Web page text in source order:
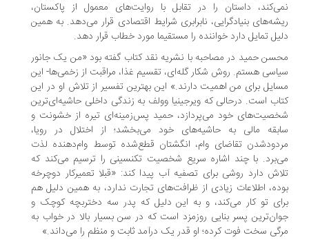
داستان را در تقابل با روایت‌های معمول از پاکستان،
بنیادگرایی، نابرابری شرایط اقتصادی قرار می‌دهد. به همین
تمایل دارد خواننده را مستقیما مورد خطاب قرار دهد.
حمید در مصاحبه با نشریه نقد کتاب گفته بود «من یک جانور
هستم. روش شکار گله‌ای، تقسیم غذا، مراقبت از زخمی‌ها- این
برای من اهمیت دارند.» این بهترین تفسیر از تلاش او در این
است. درحالی که ویرجینیا وولف به زندگی داخلی حاشیه‌ای‌ترین
خود می‌پردازد، حمید پس‌زمینه‌ای تیره از خشونت و
مالی به حاشیه‌های خود می‌بخشد؛ از اختلال در رویا،
تقاضای وام، انگشتان قطع‌شده توسط وام‌دهنده لذت
با چند اشاره سریع شخصیت تکنسینی را ترسیم می‌کند که
دارد روشی برای تصفیه آب پیدا کند: «قبلا تعمیرکار دوچرخه
اطلاعات زیادی از ظرافت‌های تجارت ندارد، به همین دلیل هم
تو کار می‌کند، و به این دلیل که پدر سه دختربچه کوچک و
پسر بنایی روزمزد است که در سن بسیار بالا در خواب به
سخت فوت کرده؛ او قدر یک درآمد ثابت و منظم را می‌داند.»